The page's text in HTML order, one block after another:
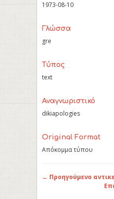
1973-08-10
Γλώσσα
gre
Τύπος
text
Αναγνωριστικό
dikiapologies
Original Format
Απόκομμα τύπου
← Προηγούμενο